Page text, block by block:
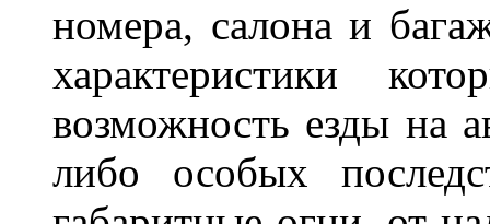
номера, салона и
характеристики
возможность езды на
либо особых